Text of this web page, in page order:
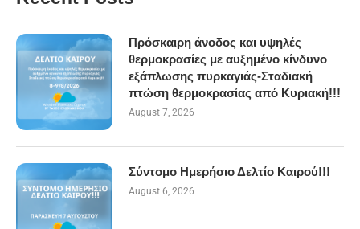
Πρόσκαιρη άνοδος και υψηλές
θερμοκρασίες με αυξημένο κίνδυνο
εξάπλωσης πυρκαγιάς-Σταδιακή
πτώση θερμοκρασίας από Κυριακή!!!
August 7, 2026
Σύντομο Ημερήσιο Δελτίο Καιρού!!!
August 6, 2026